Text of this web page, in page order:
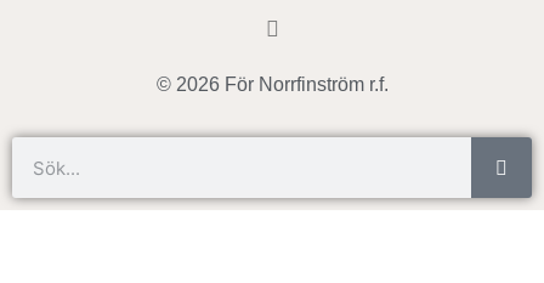
© 2026 För Norrfinström r.f.